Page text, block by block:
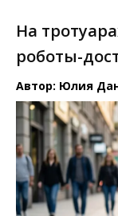
На
роботы-
Автор: Юлия